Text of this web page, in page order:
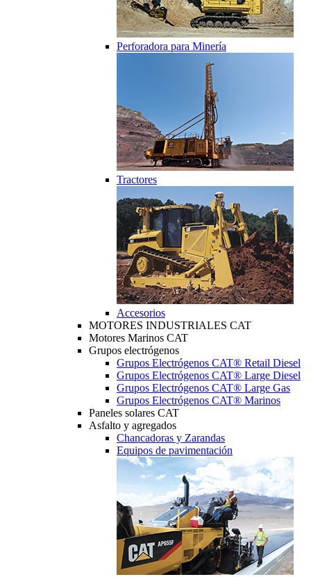
Perforadora para Minería
Tractores
Accesorios
MOTORES INDUSTRIALES CAT
Motores Marinos CAT
Grupos electrógenos
Grupos Electrógenos CAT® Retail Diesel
Grupos Electrógenos CAT® Large Diesel
Grupos Electrógenos CAT® Large Gas
Grupos Electrógenos CAT® Marinos
Paneles solares CAT
Asfalto y agregados
Chancadoras y Zarandas
Equipos de pavimentación